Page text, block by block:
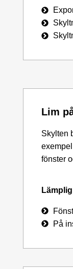
Lim
Skylten
fönster
På